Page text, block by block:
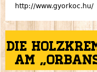
http://www.gyorkoc.hu/
Die
am